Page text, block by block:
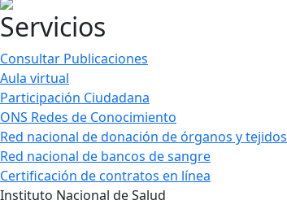
Servicios
Consultar Publicaciones
Aula virtual
Participación Ciudadana
ONS Redes de Conocimiento
Red nacional de donación de órganos y tejidos
Red nacional de bancos de sangre
Certificación de contratos en línea
Instituto Nacional de Salud